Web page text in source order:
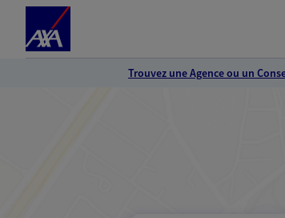
Trouvez une Agence ou un